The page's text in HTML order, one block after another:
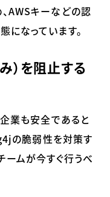
AWSキーなどの認
になっています。
）を阻止する
業も安全であると
の脆弱性を対策す
ームが今すぐ行うべ